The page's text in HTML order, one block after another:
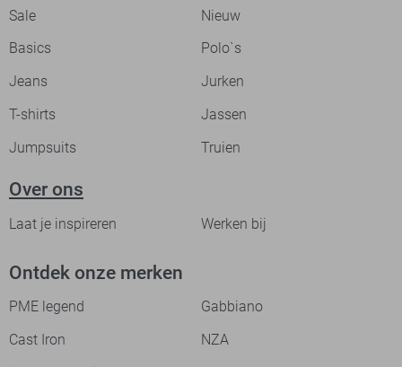
Sale
Nieuw
Basics
Polo`s
Jeans
Jurken
T-shirts
Jassen
Jumpsuits
Truien
Over ons
Laat je inspireren Werken bij
Ontdek onze merken
PME legend
Gabbiano
Cast Iron
NZA